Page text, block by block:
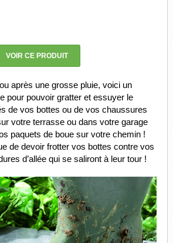
VOIR CE PRODUIT
après une grosse pluie, voici un
pour pouvoir gratter et essuyer le
de vos bottes ou de vos chaussures
votre terrasse ou dans votre garage
paquets de boue sur votre chemin !
de devoir frotter vos bottes contre vos
d’allée qui se saliront à leur tour !